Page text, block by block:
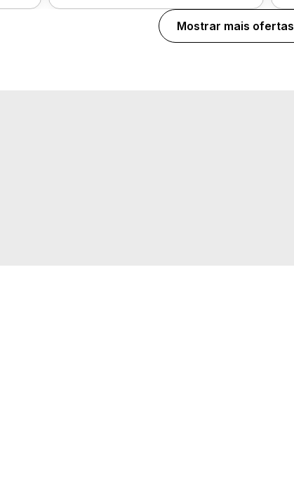
Mostrar mais ofertas